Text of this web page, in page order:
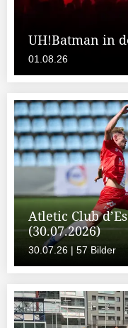
UH!Batman in
01.08.26
Atletic Club
(30.07.2026)
30.07.26 | 57 Bilder